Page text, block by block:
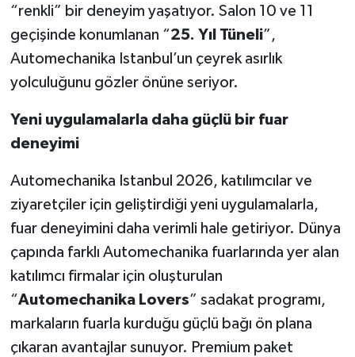
“renkli” bir deneyim yaşatıyor. Salon 10 ve 11
geçişinde konumlanan “25. Yıl Tüneli”,
Automechanika Istanbul’un çeyrek asırlık
yolculuğunu gözler önüne seriyor.
Yeni uygulamalarla daha güçlü bir fuar
deneyimi
Automechanika Istanbul 2026, katılımcılar ve
ziyaretçiler için geliştirdiği yeni uygulamalarla,
fuar deneyimini daha verimli hale getiriyor. Dünya
çapında farklı Automechanika fuarlarında yer alan
katılımcı firmalar için oluşturulan
“Automechanika Lovers” sadakat programı,
markaların fuarla kurduğu güçlü bağı ön plana
çıkaran avantajlar sunuyor. Premium paket